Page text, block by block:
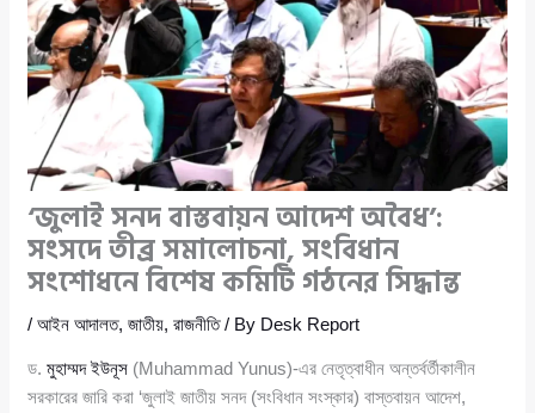
‘জুলাই সনদ বাস্তবায়ন আদেশ অবৈধ’:
সংসদে তীব্র সমালোচনা, সংবিধান
সংশোধনে বিশেষ কমিটি গঠনের সিদ্ধান্ত
/আইন আদালত,জাতীয়,রাজনীতি/ By Desk Report
ড.মুহাম্মদ ইউনূস (Muhammad Yunus)-এর নেতৃত্বাধীন অন্তর্বর্তীকালীন
সরকারের জারি করা ‘জুলাই জাতীয় সনদ (সংবিধান সংস্কার) বাস্তবায়ন আদেশ,